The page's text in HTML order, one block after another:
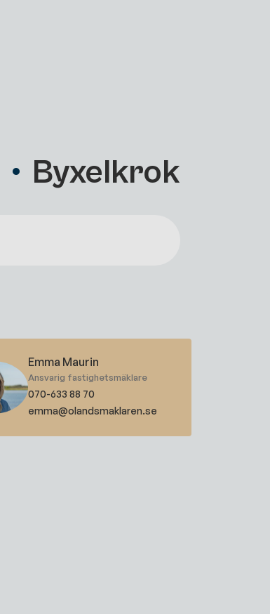
Byxelkrok
Emma Maurin
Ansvarig fastighetsmäklare
070-633 88 70
emma@olandsmaklaren.se